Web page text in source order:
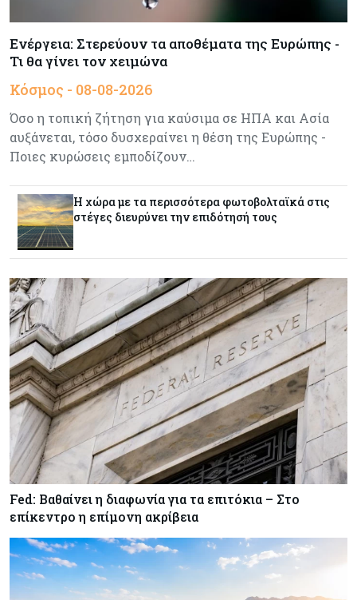
Meridiam–GSI: Τι προκύπτει – και τι όχι – από
την απάντηση της Κομισιόν
Κόσμος
Η Τουρκία χτυπάει Ντουμπάι και Λονδίνο:
πλούσιων κατοίκων και επενδυτών
Κύπρος
Από τα €150,6 εκατ. στα €112 εκατ. οι κρατικές
πιστώσεις για έρευνα στην Κύπρο
τροφίμων
Κύπρος 07-08-2026
Οι τιμές καθορίζουν την επιλογή παρόχου
κινητής στην Κύπρο
Κύπρος 07-08-2026
34.787 νέες εγγραφές οχημάτων στο επτάμηνο
- Άνοδος 11,5% σε σχέση με πέρσι
Κόσμος 07-08-2026
ΕΚΤ: Αιφνιδιάστηκε από την πώληση ευρώ από
τις ΗΠΑ
Κύπρος
Ενέργεια: Στερεύουν τα αποθέματα της Ευρώπης -
Τι θα γίνει τον χειμώνα
Κόσμος - 08-08-2026
Όσο η τοπική ζήτηση για καύσιμα σε ΗΠΑ και Ασία
αυξάνεται, τόσο δυσχεραίνει η θέση της Ευρώπης -
Ποιες κυρώσεις εμποδίζουν…
Η χώρα με τα περισσότερα φωτοβολταϊκά στις
στέγες διευρύνει την επιδότησή τους
Fed: Βαθαίνει η διαφωνία για τα επιτόκια – Στο
επίκεντρο η επίμονη ακρίβεια